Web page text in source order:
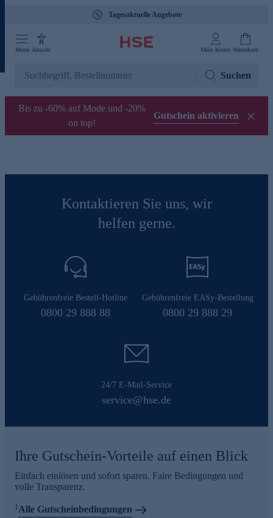
Tagesaktuelle Angebote
Menü Ansicht Mein Konto Warenkorb
Suchen
Bis zu -60% auf Mode und -20%
on top!
Gutschein aktivieren
Kontaktieren Sie uns, wir
helfen gerne.
Gebührenfreie Bestell-Hotline
0800 29 888 88
Gebührenfreie EASy-Bestellung
0800 29 888 29
24/7 E-Mail-Service
service@hse.de
Ihre Gutschein-Vorteile auf einen Blick
Einfach einlösen und sofort sparen. Faire Bedingungen und
volle Transparenz.
1Alle Gutscheinbedingungen